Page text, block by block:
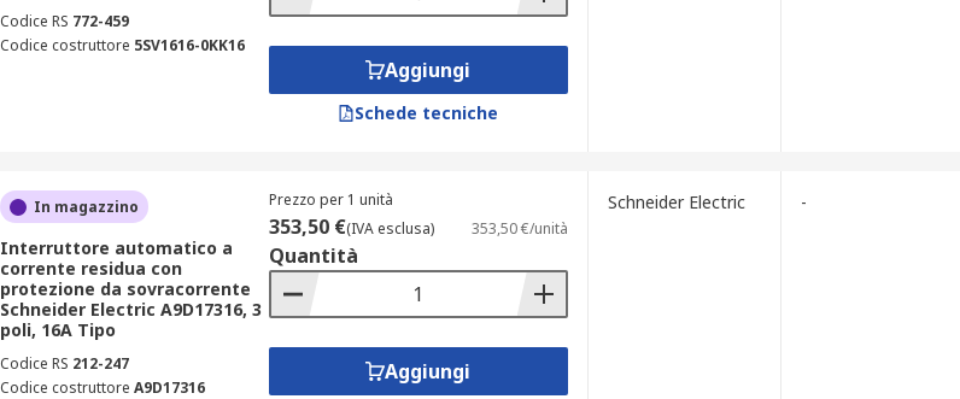
Codice RS 772-459
Codice costruttore 5SV1616-0KK16
Aggiungi
Schede tecniche
In magazzino
Interruttore automatico a
corrente residua con
protezione da sovracorrente
Schneider Electric A9D17316, 3
poli, 16A Tipo
Codice RS 212-247
Codice costruttore A9D17316
Prezzo per 1 unità
353,50 €(IVA esclusa) 353,50 €/unità
Quantità
Aggiungi
Schneider Electric -